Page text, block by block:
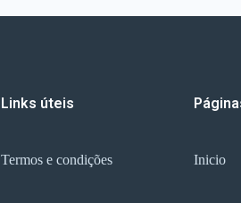
Links úteis
Termos e condições Inicio